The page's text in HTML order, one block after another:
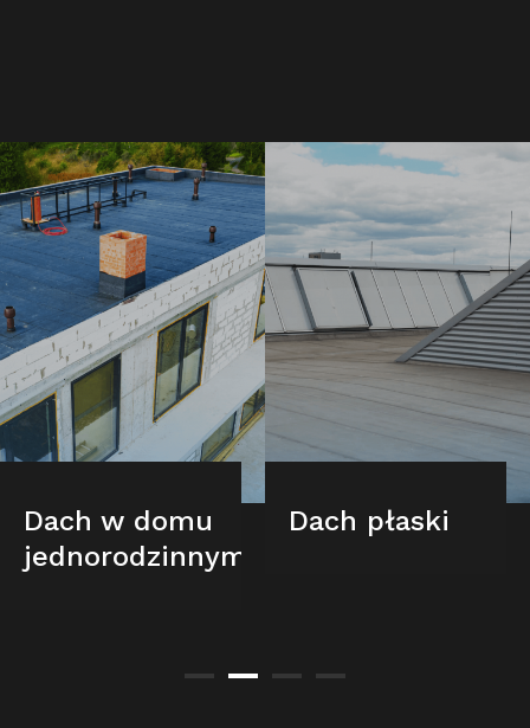
Dach w domu
jednorodzinnym
Dach płaski